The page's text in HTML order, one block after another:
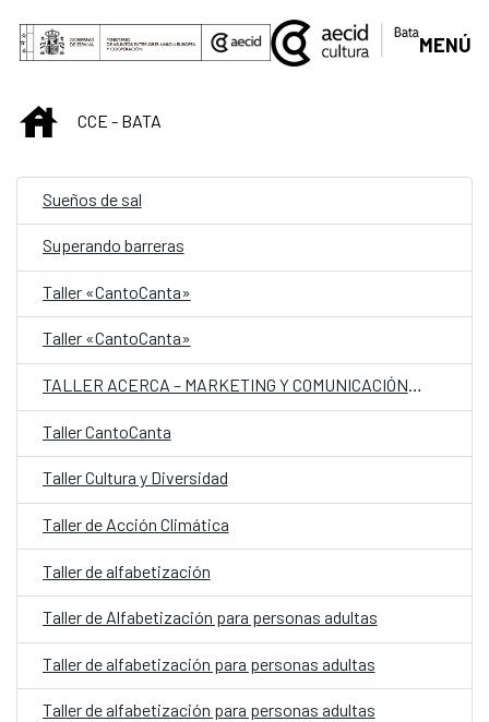
Skip to Main Content
MENÚ
INICIOCCE - BATA
Sueños de sal
Superando barreras
Taller «CantoCanta»
Taller «CantoCanta»
TALLER ACERCA – MARKETING Y COMUNICACIÓN CULTURAL
Taller CantoCanta
Taller Cultura y Diversidad
Taller de Acción Climática
Taller de alfabetización
Taller de Alfabetización para personas adultas
Taller de alfabetización para personas adultas
Taller de alfabetización para personas adultas